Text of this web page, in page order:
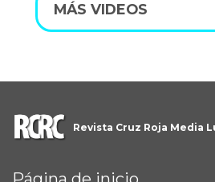
MÁS VIDEOS
Revista Cruz Roja Media